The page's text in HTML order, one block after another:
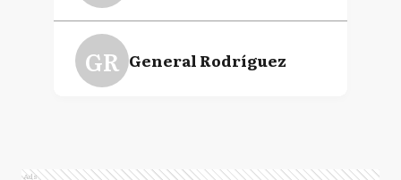
GR General Rodríguez
Ads